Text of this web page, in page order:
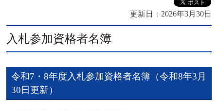
更新日： 2026年3月30日
入札参加資格者名簿
令和7・8年度入札参加資格者名簿（令和8年3月
30日更新）